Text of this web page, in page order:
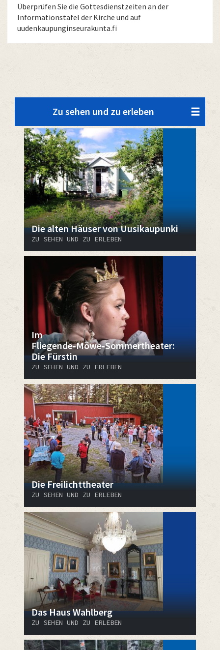
Überprüfen Sie die Gottesdienstzeiten an der
Informationstafel der Kirche und auf
uudenkaupunginseurakunta.fi
Zu sehen und zu erleben
Die alten Häuser von Uusikaupunki
ZU SEHEN UND ZU ERLEBEN
Im
Fliegende‑Möwe‑Sommertheater:
Die Fürstin
ZU SEHEN UND ZU ERLEBEN
Die Freilichttheater
ZU SEHEN UND ZU ERLEBEN
Das Haus Wahlberg
ZU SEHEN UND ZU ERLEBEN